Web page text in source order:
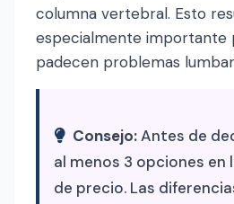
columna vertebral. Esto
especialmente importante
padecen problemas
Consejo:Antes de
al menos 3 opciones en
de precio. Las